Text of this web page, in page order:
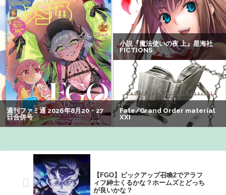
【画像】美人すぎる女医、ガチで見つかる。めちゃくちゃ
いいべｗｗｗｗ ：26/08/04のニュース
レインボー池田、超美人女子アナと結婚wwwwwww
【画像】女さん「貧乳だから男水着で市民プールいったら
周りがコソコソしだしてやばいwwwwwwww」5万いいね
【画像】有志によって最強の「美少女ゲームランキング」
が発表！!！ あの名作も：26/08/09のニュース
【FGO】ピックアップ召喚2でアラフ
ィフ紳士くるかな？ホームズとどっち
が良いかな？